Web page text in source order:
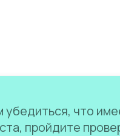
что
пройдите